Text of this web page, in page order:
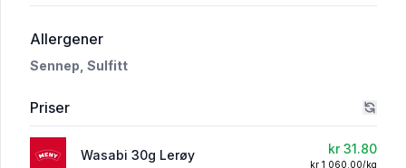
Allergeneri 'Wasabi 30g Lerøy'
Sennep, Sulfitt
Priser
Wasabi 30g Lerøy kr 31.80
kr 1 060.00/kg